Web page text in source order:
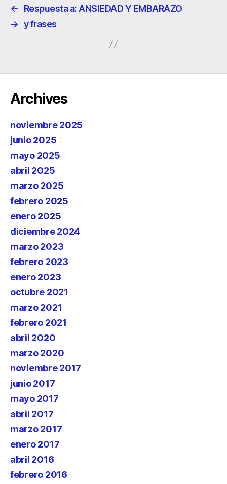
←
Respuesta a: ANSIEDAD Y EMBARAZO
→ y frases
Archives
noviembre 2025
junio 2025
mayo 2025
abril 2025
marzo 2025
febrero 2025
enero 2025
diciembre 2024
marzo 2023
febrero 2023
enero 2023
octubre 2021
marzo 2021
febrero 2021
abril 2020
marzo 2020
noviembre 2017
junio 2017
mayo 2017
abril 2017
marzo 2017
enero 2017
abril 2016
febrero 2016